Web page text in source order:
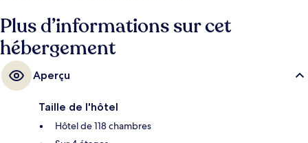
Plus d’informations sur cet
hébergement
Aperçu
Taille de l'hôtel
Hôtel de 118 chambres